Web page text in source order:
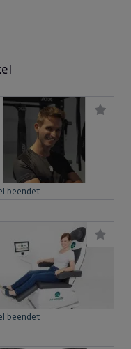
beendet
beendet